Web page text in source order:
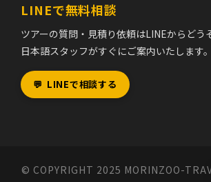
LINEで無料相談
ツアーの質問・見積り依頼はLINEからどう
日本語スタッフがすぐにご案内いたします。
💬 LINEで相談する
© COPYRIGHT 2025 MORINZOO-